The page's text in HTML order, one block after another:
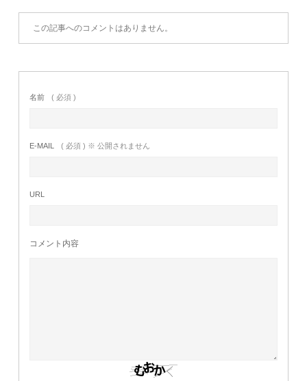
この記事へのコメントはありません。
名前 ( 必須 )
E-MAIL ( 必須 ) ※ 公開されません
URL
コメント内容